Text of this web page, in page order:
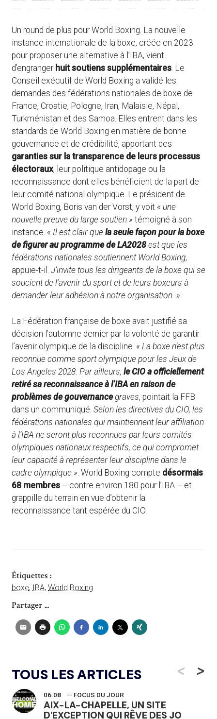
Un round de plus pour World Boxing. La nouvelle
instance internationale de la boxe, créée en 2023
pour proposer une alternative à l’IBA, vient
d’engranger huit soutiens supplémentaires. Le
Conseil exécutif de World Boxing a validé les
demandes des fédérations nationales de boxe de
France, Croatie, Pologne, Iran, Malaisie, Népal,
Turkménistan et des Samoa. Elles entrent dans les
standards de World Boxing en matière de bonne
gouvernance et de crédibilité, apportant des
garanties sur la transparence de leurs processus
électoraux, leur politique antidopage ou la
reconnaissance dont elles bénéficient de la part de
leur comité national olympique. Le président de
World Boxing, Boris van der Vorst, y voit « une
nouvelle preuve du large soutien » témoigné à son
instance. « Il est clair que la seule façon pour la boxe
de figurer au programme de LA2028 est que les
fédérations nationales soutiennent World Boxing,
appuie-t-il. J’invite tous les dirigeants de la boxe qui se
soucient de l’avenir du sport et de leurs boxeurs à
demander leur adhésion à notre organisation. »
La Fédération française de boxe avait justifié sa
décision l’automne dernier par la volonté de garantir
l’avenir olympique de la discipline. « La boxe n’est plus
reconnue comme sport olympique pour les Jeux de
Los Angeles 2028. Par ailleurs, le CIO a officiellement
retiré sa reconnaissance à l’IBA en raison de
problèmes de gouvernancegraves, pointait la FFB
dans un communiqué. Selon les directives du CIO, les
fédérations nationales qui maintiennent leur affiliation
à l’IBA ne seront plus reconnues par leurs comités
olympiques nationaux respectifs, ce qui compromet
leur capacité à représenter leur discipline dans le
cadre olympique » . World Boxing compte désormais
68 membres – contre environ 180 pour l’IBA – et
grappille du terrain en vue d’obtenir la
reconnaissance tant espérée du CIO.
Étiquettes :
boxe, IBA, World Boxing
Partager ...
TOUS LES ARTICLES <
06.08 — FOCUS DU JOUR
AIX-LA-CHAPELLE, UN SITE
D'EXCEPTION QUI RÊVE DES JO
>